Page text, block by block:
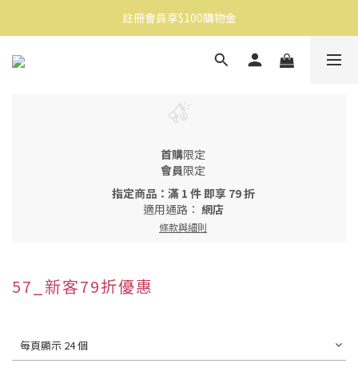
消費滿$1500免運
註冊會員享$100購物金
消費滿$1500免運
首購限定
會員限定
指定商品：滿 1 件 即享 79 折
適用通路： 網店
條款與細則
57_新客79折優惠
每頁顯示 24 個